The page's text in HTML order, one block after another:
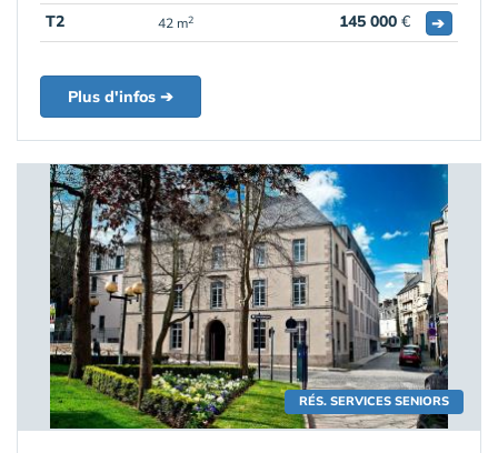
T2 42 m2 145 000 € ➔
Plus d'infos ➔
RÉS. SERVICES SENIORS